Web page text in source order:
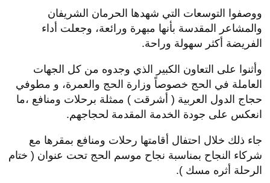
ووصفوا التوسعات التي شهدها الحرمان الشريفان
والمشاعر المقدسة بأنها مبهرة ورائعة، وجعلت أداء
الفريضة أكثر سهولة وراحة.
وأثنوا على التعاون الكبير الذي وجدوه من كل الجهات
العاملة في الحج خصوصاً وزارة الحج والعمرة، و مطوفي
حجاج الدول العربية ( أشرقت ) ممثلة برحلات ومنافع ،ما
انعكس على جودة الخدمة المقدمة لحجاجهم.
جاء ذلك خلال احتفال أقامتها رحلات ومنافع بمقرها مع
شركاء النجاح بمناسبة نجاح موسم الحج تحت عنوان ( ختام
الرحلة أثره مسك ).